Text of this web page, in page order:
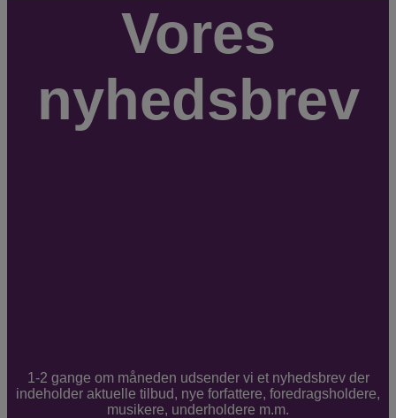
Vores
nyhedsbrev
1-2 gange om måneden udsender vi et nyhedsbrev der
indeholder aktuelle tilbud, nye forfattere, foredragsholdere,
musikere, underholdere m.m.